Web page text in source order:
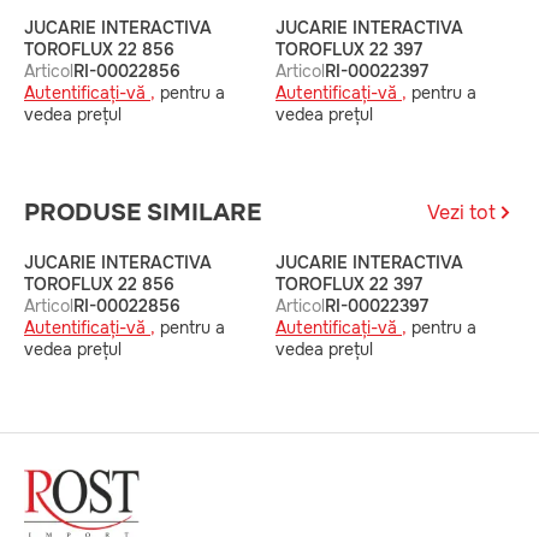
JUCARIE INTERACTIVA
TOROFLUX 22 856
ArticolRI-00022856
Autentificați-vă , pentru a
vedea prețul
JUCARIE INTERACTIVA
TOROFLUX 22 397
ArticolRI-00022397
Autentificați-vă , pentru a
vedea prețul
PRODUSE SIMILARE Vezi tot
JUCARIE INTERACTIVA
TOROFLUX 22 856
ArticolRI-00022856
Autentificați-vă , pentru a
vedea prețul
JUCARIE INTERACTIVA
TOROFLUX 22 397
ArticolRI-00022397
Autentificați-vă , pentru a
vedea prețul